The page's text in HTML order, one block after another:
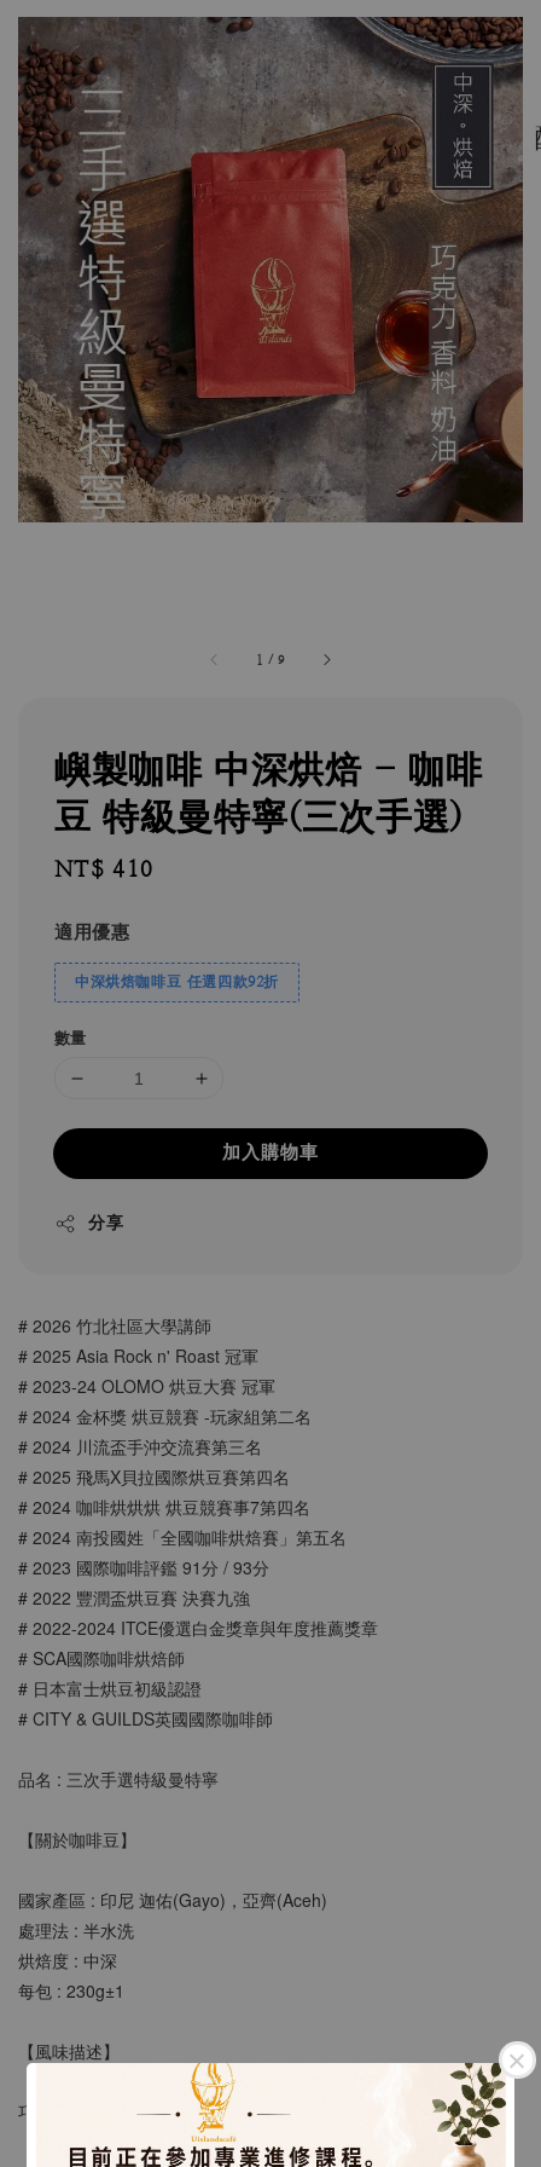
1 /9
嶼製咖啡 中深烘焙 - 咖啡
豆 特級曼特寧(三次手選)
Regular
NT$ 410
適用優惠
中深烘焙咖啡豆 任選四款92折
數量
加入購物車
分享
# 2026 竹北社區大學講師
# 2025 Asia Rock n' Roast 冠軍
# 2023-24 OLOMO 烘豆大賽 冠軍
# 2024 金杯獎 烘豆競賽 -玩家組第二名
# 2024 川流盃手沖交流賽第三名
# 2025 飛馬X貝拉國際烘豆賽第四名
# 2024 咖啡烘烘烘 烘豆競賽事7第四名
# 2024 南投國姓「全國咖啡烘焙賽」第五名
# 2023 國際咖啡評鑑 91分 / 93分
# 2022 豐潤盃烘豆賽 決賽九強
# 2022-2024 ITCE優選⽩⾦獎章與年度推薦獎章
# SCA國際咖啡烘焙師
# 日本富士烘豆初級認證
# CITY & GUILDS英國國際咖啡師
品名 : 三次手選特級曼特寧
【關於咖啡豆】
國家產區 : 印尼 迦佑(Gayo)，亞齊(Aceh)
處理法 : 半水洗
烘焙度 : 中深
每包 : 230g±1
【風味描述】
巧克力 香料 奶油